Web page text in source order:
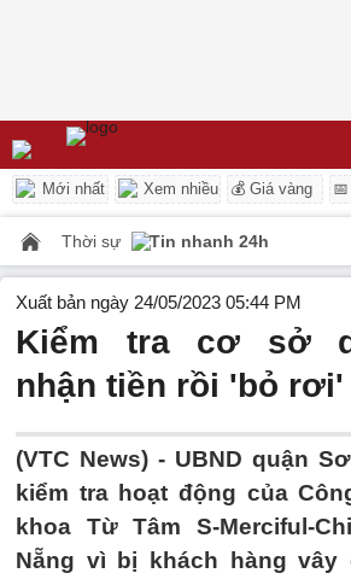
Mới nhất Xem nhiều 💰 Giá vàng
Thời sự Tin nhanh 24h
Xuất bản ngày 24/05/2023 05:44 PM
Kiểm tra cơ sở
nhận tiền rồi 'bỏ rơi'
(VTC News) - UBND quận
kiểm tra hoạt động của
khoa Từ Tâm S-Merciful-
Nẵng vì bị khách hàng